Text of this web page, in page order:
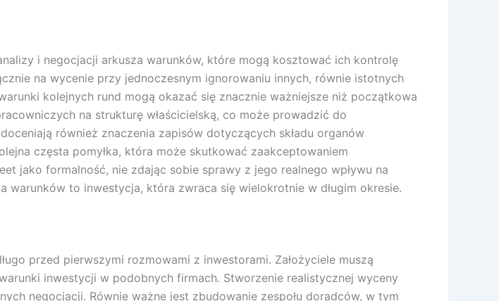
i negocjacji arkusza warunków, które mogą kosztować ich kontrolę
na wycenie przy jednoczesnym ignorowaniu innych, równie istotnych
kolejnych rund mogą okazać się znacznie ważniejsze niż początkowa
na strukturę właścicielską, co może prowadzić do
również znaczenia zapisów dotyczących składu organów
częsta pomyłka, która może skutkować zaakceptowaniem
jako formalność, nie zdając sobie sprawy z jego realnego wpływu na
warunków to inwestycja, która zwraca się wielokrotnie w długim okresie.
przed pierwszymi rozmowami z inwestorami. Założyciele muszą
inwestycji w podobnych firmach. Stworzenie realistycznej wyceny
negocjacji. Równie ważne jest zbudowanie zespołu doradców, w tym